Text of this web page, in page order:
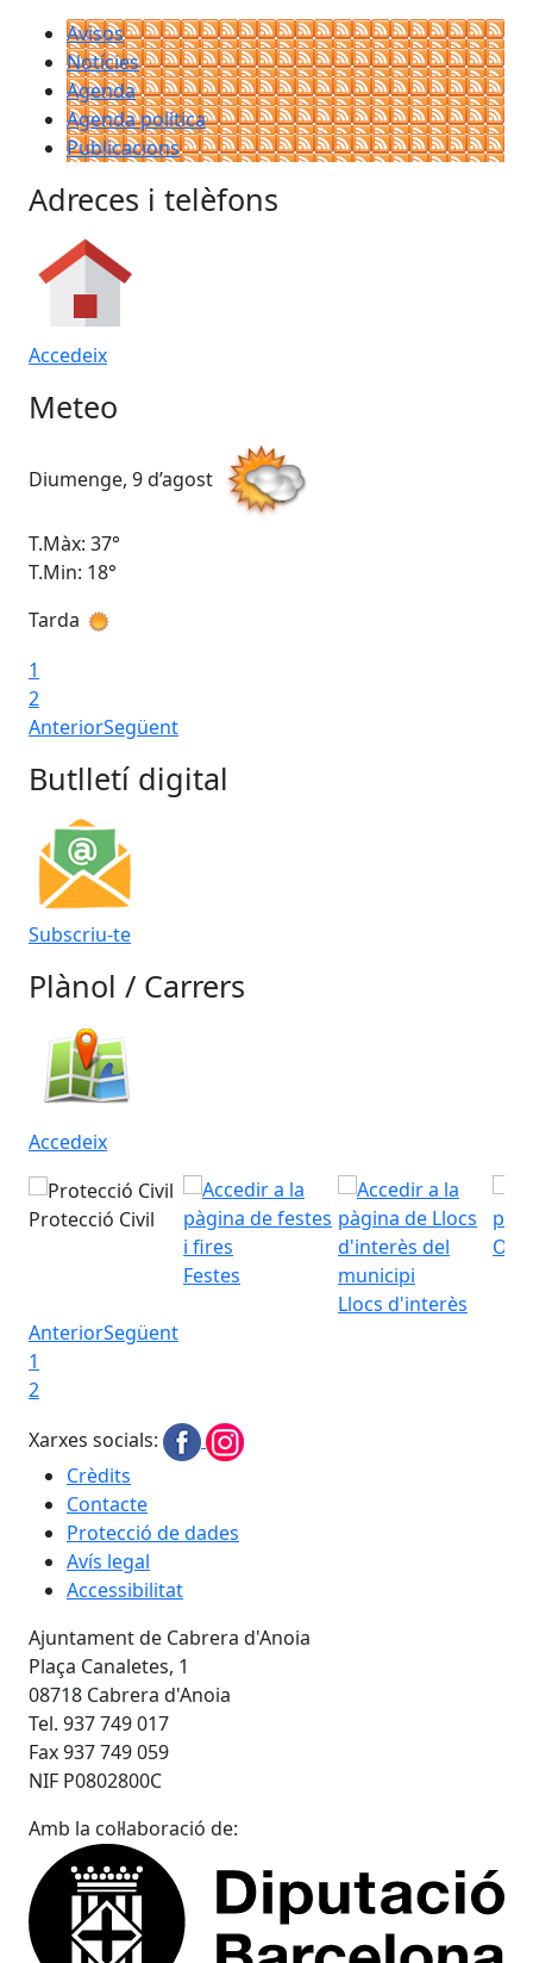
Avisos
Notícies
Agenda
Agenda política
Publicacions
Adreces i telèfons
Accedeix
Meteo
Diumenge, 9 d’agost
T.Màx: 37°
T.Min: 18°
Tarda
1
2
AnteriorSegüent
Butlletí digital
Subscriu-te
Plànol / Carrers
Accedeix
Protecció Civil
Festes
Llocs d'interès
AnteriorSegüent
1
2
Xarxes socials:
Crèdits
Contacte
Protecció de dades
Avís legal
Accessibilitat
Ajuntament de Cabrera d'Anoia
Plaça Canaletes, 1
08718 Cabrera d'Anoia
Tel. 937 749 017
Fax 937 749 059
NIF P0802800C
Amb la col·laboració de: